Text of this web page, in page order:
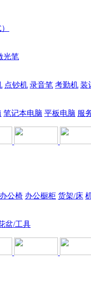
光笔
点钞机 录音笔 考勤机 装
笔记本电脑 平板电脑 服
办公椅 办公橱柜 货架/床
盆/工具